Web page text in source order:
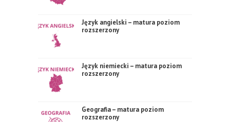
Język angielski – matura poziom
rozszerzony
Język niemiecki – matura poziom
rozszerzony
Geografia – matura poziom
rozszerzony